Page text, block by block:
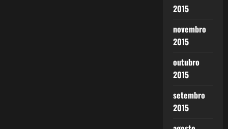
2015
novembro
2015
outubro
2015
setembro
2015